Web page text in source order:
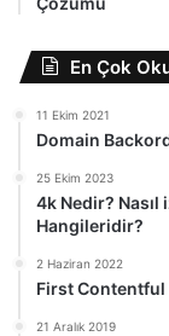
En Çok
11 Ekim 2021
Domain
25 Ekim 2023
4k Nedir?
Hangileridir?
2 Haziran 2022
First Contentful
21 Aralık 2019